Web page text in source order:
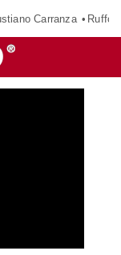
Carranza Ruffo